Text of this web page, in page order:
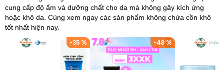
cung cấp độ ẩm và dưỡng chất cho da mà không gây kích ứng
hoặc khô da. Cùng xem ngay các sản phẩm không chứa cồn khô
tốt nhất hiện nay.
-35 % -48%